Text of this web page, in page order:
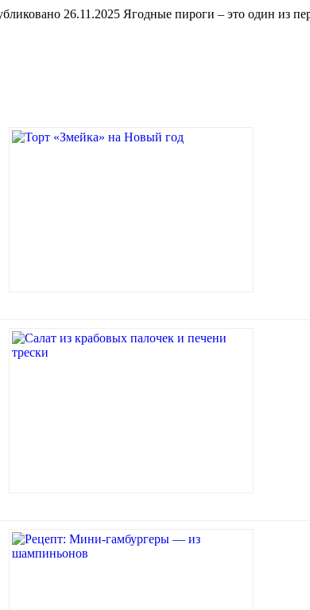
26.11.2025 Ягодные пироги – это один из